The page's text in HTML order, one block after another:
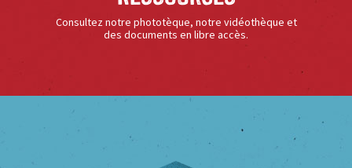
Consultez notre phototèque, notre vidéothèque et
des documents en libre accès.